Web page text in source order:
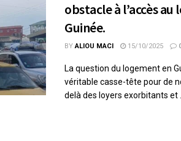
obstacle à l’accès
Guinée.
BY ALIOU MACI 15/10/2025
La question du logement en
véritable casse-tête pour de
delà des loyers exorbitants et ...